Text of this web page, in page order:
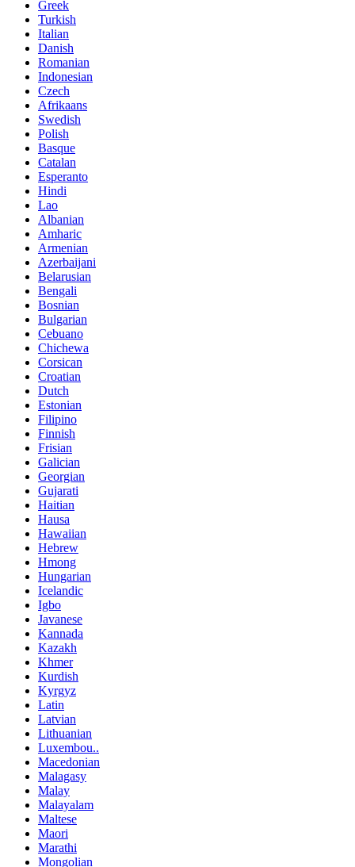
Greek
Turkish
Italian
Danish
Romanian
Indonesian
Czech
Afrikaans
Swedish
Polish
Basque
Catalan
Esperanto
Hindi
Lao
Albanian
Amharic
Armenian
Azerbaijani
Belarusian
Bengali
Bosnian
Bulgarian
Cebuano
Chichewa
Corsican
Croatian
Dutch
Estonian
Filipino
Finnish
Frisian
Galician
Georgian
Gujarati
Haitian
Hausa
Hawaiian
Hebrew
Hmong
Hungarian
Icelandic
Igbo
Javanese
Kannada
Kazakh
Khmer
Kurdish
Kyrgyz
Latin
Latvian
Lithuanian
Luxembou..
Macedonian
Malagasy
Malay
Malayalam
Maltese
Maori
Marathi
Mongolian